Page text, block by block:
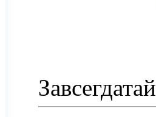
Завсегдатай